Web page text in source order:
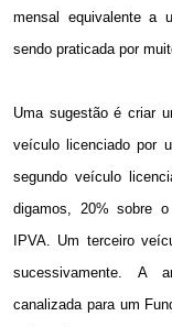
mensal equivalente a
sendo praticada por
Uma sugestão é criar
veículo licenciado por
segundo veículo
digamos, 20% sobre
IPVA. Um terceiro
sucessivamente. A
canalizada para um